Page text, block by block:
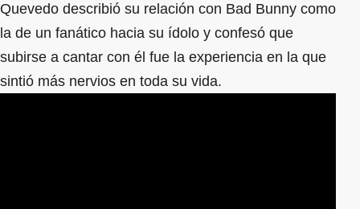
Quevedo describió su relación con Bad Bunny como
la de un fanático hacia su ídolo y confesó que
subirse a cantar con él fue la experiencia en la que
sintió más nervios en toda su vida.